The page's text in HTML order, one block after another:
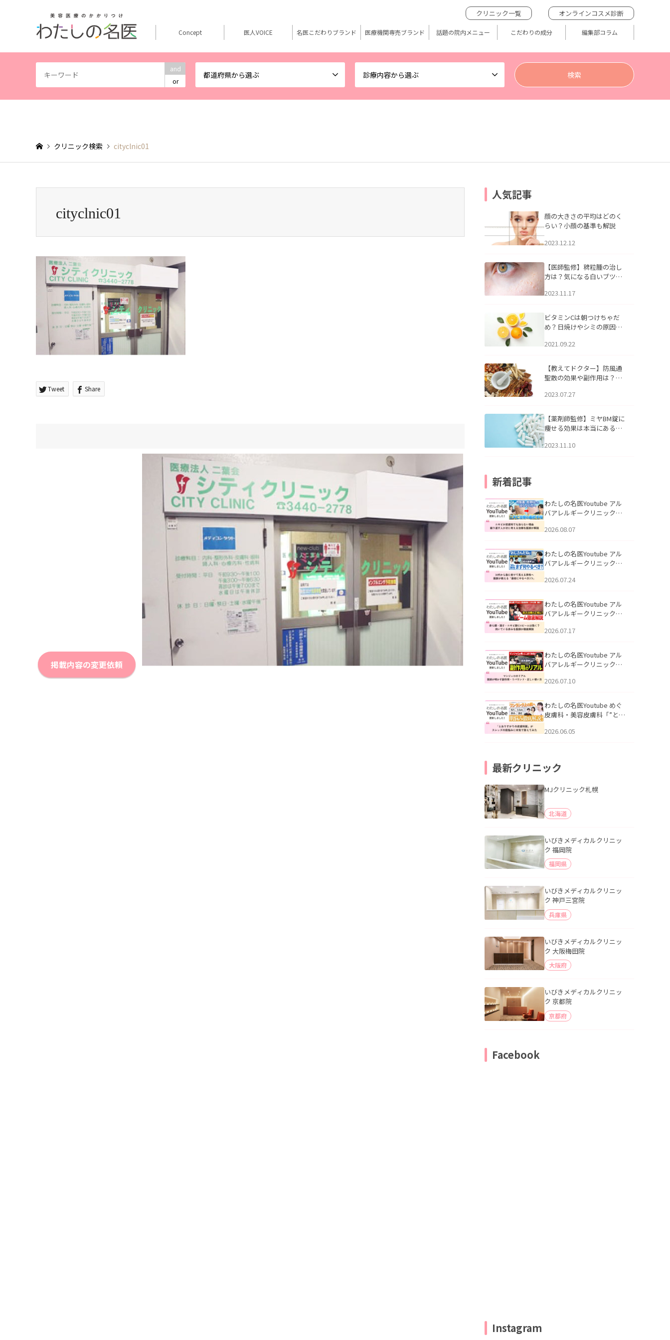
and
or
都道府県から選ぶ 診療内容から選ぶ
クリニック一覧 オンラインコスメ診断
Concept 医人VOICE 名医こだわりブランド 医療機関専売ブランド 話題の院内メニュー こだわりの成分 編集部コラム
クリニック検索 cityclnic01
cityclnic01
Tweet Share
掲載内容の変更依頼
人気記事
顔の大きさの平均はどのく
らい？小顔の基準も解説
2023.12.12
【医師監修】稗粒腫の治し
方は？気になる白いブツブ
アについて
2023.11.17
ビタミンCは朝つけちゃだ
め？日焼けやシミの原因に
2021.09.22
【教えてドクター】防風通
聖散の効果や副作用は？長
2023.07.27
【薬剤師監修】ミヤBM錠に
痩せる効果は本当にある
2023.11.10
新着記事
わたしの名医Youtube アル
バアレルギークリニック札
らない理由｜繰り返す人が
説」を公開いたしました。
2026.08.07
わたしの名医Youtube アル
バアレルギークリニック札
える男性へ｜医師が教える
公開いたしました。
2026.07.24
わたしの名医Youtube アル
バアレルギークリニック札
跡にVビームは効く？向いて
説」を公開いたしました。
2026.07.17
わたしの名医Youtube アル
バアレルギークリニック札
医師が明かす副作用・リバ
公開いたしました。
2026.07.10
わたしの名医Youtube めぐ
皮膚科・美容皮膚科「”とお
ッズの肌悩みに本気で答え
2026.06.05
最新クリニック
MJクリニック札幌
北海道
いびきメディカルクリニッ
ク 福岡院
福岡県
いびきメディカルクリニッ
ク 神戸三宮院
兵庫県
いびきメディカルクリニッ
ク 大阪梅田院
大阪府
いびきメディカルクリニッ
ク 京都院
京都府
Facebook
Instagram